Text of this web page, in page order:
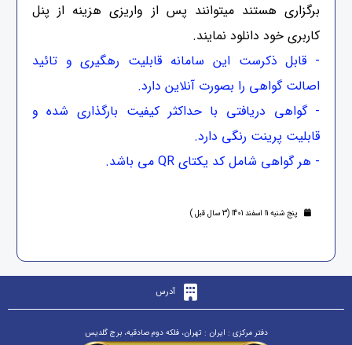
برگزاری هستند میتوانند پس از واریزی هزینه از پنل
کاربری خود دانلود نمایند.
- قابل ذکرست این سامانه قابلیت رهگیری و تائید
اصالت گواهی را بصورت آنلاین دارد.
- گواهی دریافتی با حداکثر کیفیت بارگذاری شده و
قابلیت پرینت رنگی دارد.
- هر گواهی شامل کد یکتای QR می باشد.
پنج شنبه 11 اسفند 1401 (3 سال قبل )
آدرس
دفتر مرکزی : ایران : تهران، فلکه دوم صادقیه، برج گلدیس